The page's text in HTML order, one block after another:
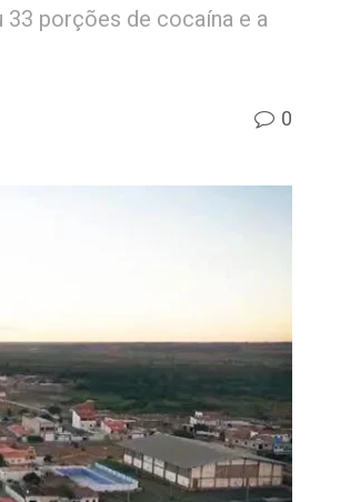
33 porções de cocaína e a
0